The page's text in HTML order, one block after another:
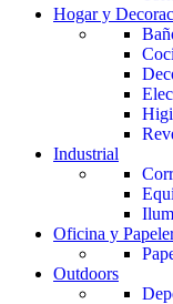
Hogar y
Industrial
Oficina y
Outdoors